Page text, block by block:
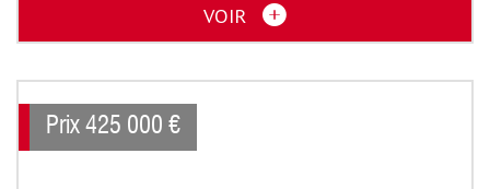
VOIR
Prix 425 000 €